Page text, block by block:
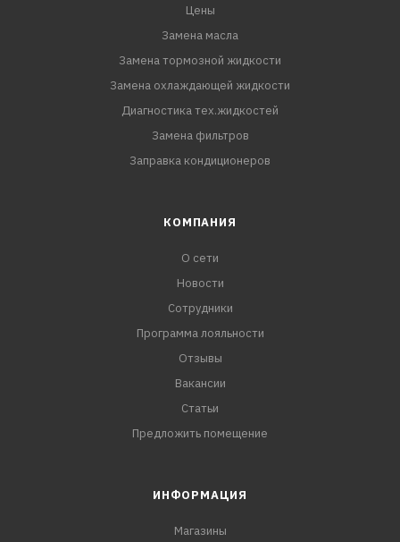
Цены
Замена масла
Замена тормозной жидкости
Замена охлаждающей жидкости
Диагностика тех.жидкостей
Замена фильтров
Заправка кондиционеров
КОМПАНИЯ
О сети
Новости
Сотрудники
Программа лояльности
Отзывы
Вакансии
Статьи
Предложить помещение
ИНФОРМАЦИЯ
Магазины